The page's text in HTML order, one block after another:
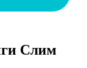
Слим